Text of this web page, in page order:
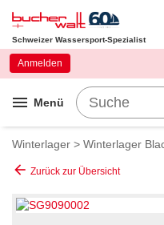
Schweizer Wassersport-Spezialist
menu Menü
Anmelden
Winterlager > Winterlager
arrow_back Zurück zur Übersicht